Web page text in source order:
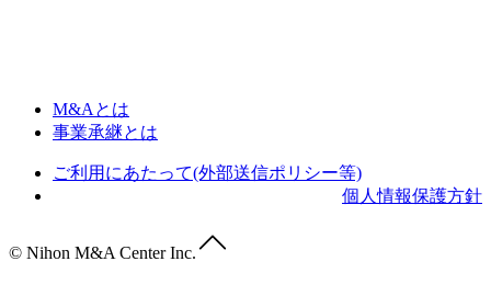
M&Aとは
事業承継とは
ご利用にあたって(外部送信ポリシー等)
個人情報保護方針
© Nihon M&A Center Inc.